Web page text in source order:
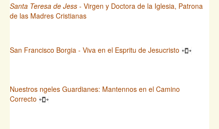
Santa Teresa de Jess - Virgen y Doctora de la Iglesia, Patrona
de las Madres Cristianas
San Francisco Borgia - Viva en el Espritu de Jesucristo
Nuestros ngeles Guardianes: Mantennos en el Camino
Correcto